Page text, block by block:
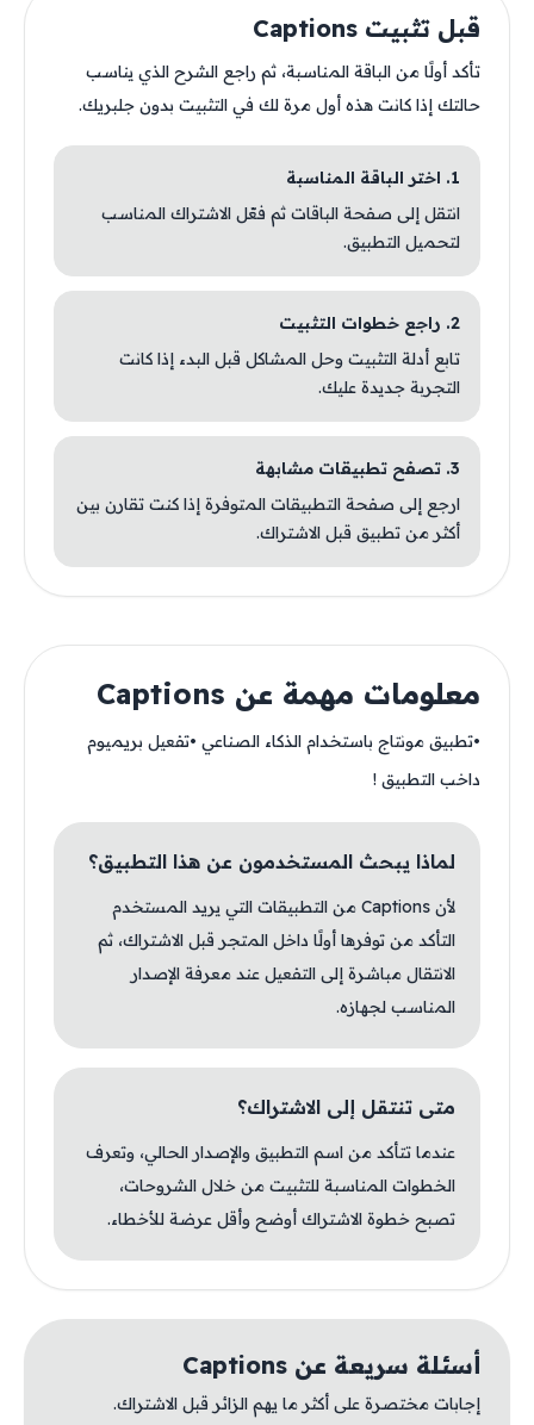
قبل تثبيت Captions
تأكد أولًا من الباقة المناسبة، ثم راجع الشرح الذي يناسب
حالتك إذا كانت هذه أول مرة لك في التثبيت بدون جلبريك.
1. اختر الباقة المناسبة
انتقل إلى صفحة الباقات ثم فعّل الاشتراك المناسب
لتحميل التطبيق.
2. راجع خطوات التثبيت
تابع أدلة التثبيت وحل المشاكل قبل البدء إذا كانت
التجربة جديدة عليك.
3. تصفح تطبيقات مشابهة
ارجع إلى صفحة التطبيقات المتوفرة إذا كنت تقارن بين
أكثر من تطبيق قبل الاشتراك.
معلومات مهمة عن Captions
•تطبيق مونتاج باستخدام الذكاء الصناعي •تفعيل بريميوم
داخب التطبيق !
لماذا يبحث المستخدمون عن هذا التطبيق؟
لأن Captions من التطبيقات التي يريد المستخدم
التأكد من توفرها أولًا داخل المتجر قبل الاشتراك، ثم
الانتقال مباشرة إلى التفعيل عند معرفة الإصدار
المناسب لجهازه.
متى تنتقل إلى الاشتراك؟
عندما تتأكد من اسم التطبيق والإصدار الحالي، وتعرف
الخطوات المناسبة للتثبيت من خلال الشروحات،
تصبح خطوة الاشتراك أوضح وأقل عرضة للأخطاء.
أسئلة سريعة عن Captions
إجابات مختصرة على أكثر ما يهم الزائر قبل الاشتراك.